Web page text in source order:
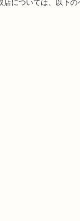
については、以下の